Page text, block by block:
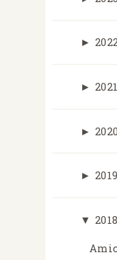
►
► 2021
► 2020
► 2019
▼ 2018